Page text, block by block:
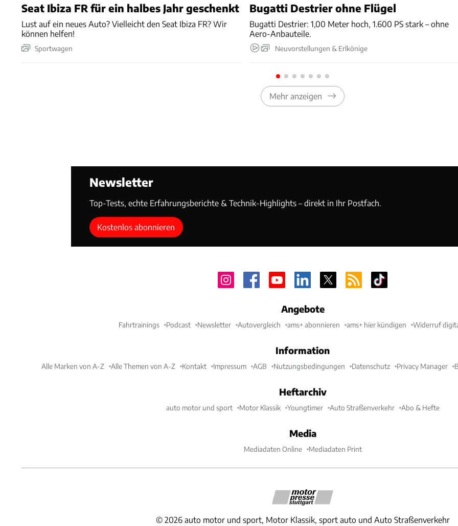
Seat Ibiza FR für ein halbes Jahr geschenkt
Lust auf ein neues Auto? Vielleicht den Seat Ibiza FR? Wir
können helfen!
Sportwagen
Bugatti Destrier ohne Flügel
Bugatti Destrier: 1,00 Meter hoch, 1.600 PS stark – ohne
Aero-Anbauteile.
Neuvorstellungen & Erlkönige
Mehr anzeigen
Newsletter
Top-Tests, echte Erfahrungsberichte & Technik-Highlights – direkt in Ihr Postfach.
Kostenlos abonnieren
Angebote
Fahrtrainings Podcast Newsletter Autovergleich ams+ abonnieren ams+ hier kündigen Widerruf
Information
Alle Marken von A-Z Alle Themen von A-Z Kontakt Impressum AGB Nutzungsbedingungen Datenschutz Privacy Manager
Heftarchiv
auto motor und sport Motor Klassik Youngtimer Auto Straßenverkehr Abo & Hefte
Media
Mediadaten Online Mediadaten Print
© 2026 auto motor und sport, Motor Klassik, sport auto und Auto Straßenverkehr